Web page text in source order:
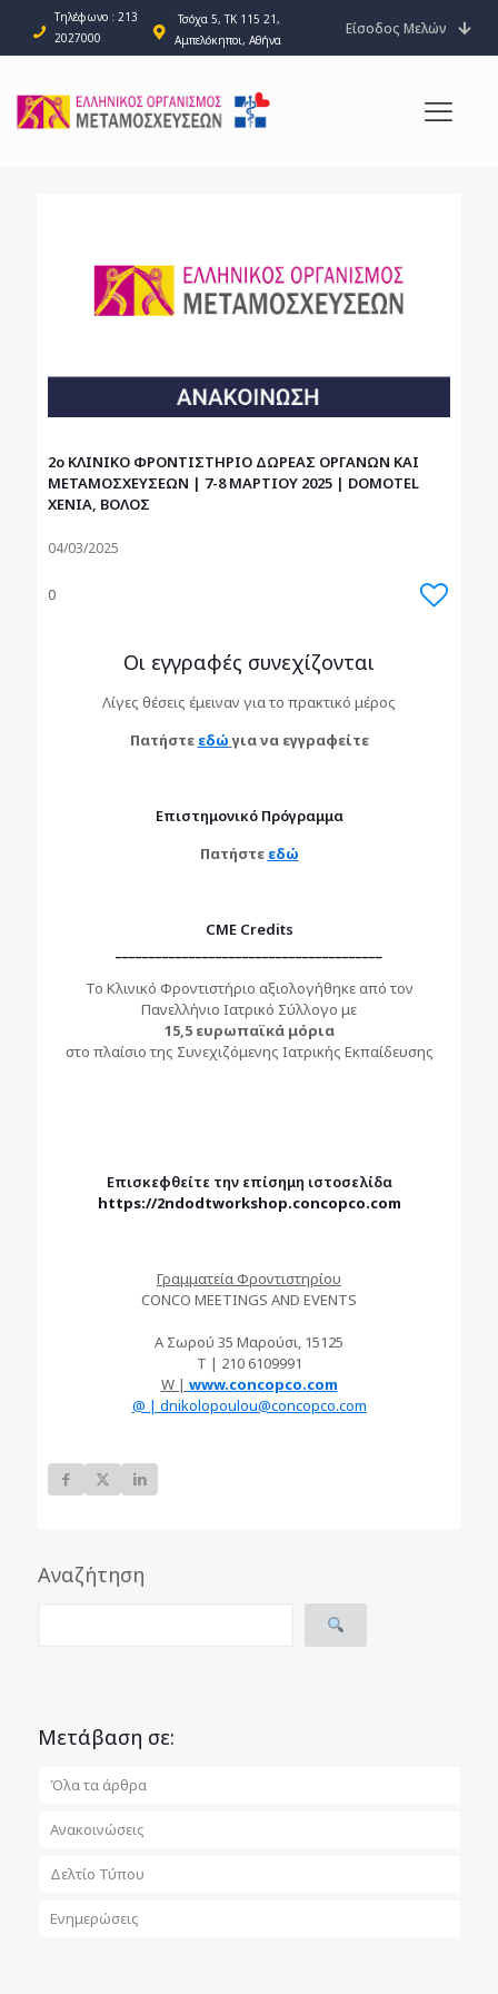
Τηλέφωνο : 213
2027000
Τσόχα 5, ΤΚ 115 21,
Αμπελόκηποι, Αθήνα
Είσοδος Μελών
2ο ΚΛΙΝΙΚΟ ΦΡΟΝΤΙΣΤΗΡΙΟ ΔΩΡΕΑΣ ΟΡΓΑΝΩΝ ΚΑΙ
ΜΕΤΑΜΟΣΧΕΥΣΕΩΝ | 7-8 ΜΑΡΤΙΟΥ 2025 | DOMOTEL
XENIA, ΒΟΛΟΣ
04/03/2025
0
Οι εγγραφές συνεχίζονται
Λίγες θέσεις έμειναν για το πρακτικό μέρος
Πατήστε εδώγια να εγγραφείτε
Επιστημονικό Πρόγραμμα
Πατήστε εδώ
CME Credits
Το Κλινικό Φροντιστήριο αξιολογήθηκε από τον
Πανελλήνιο Ιατρικό Σύλλογο με
15,5 ευρωπαϊκά μόρια
στο πλαίσιο της Συνεχιζόμενης Ιατρικής Εκπαίδευσης
Επισκεφθείτε την επίσημη ιστοσελίδα
https://2ndodtworkshop.concopco.com
Γραμματεία Φροντιστηρίου
CONCO MEETINGS AND EVENTS
A Σωρού 35 Μαρούσι, 15125
T | 210 6109991
W | www.concopco.com
@ | dnikolopoulou@concopco.com
Αναζήτηση
Μετάβαση σε:
Όλα τα άρθρα
Ανακοινώσεις
Δελτίο Τύπου
Ενημερώσεις